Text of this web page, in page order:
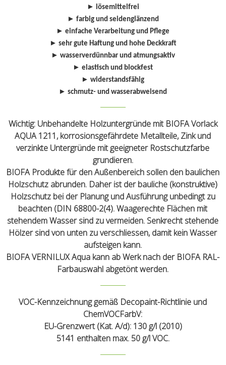
► lösemittelfrei
► farbig und seidenglänzend
► einfache Verarbeitung und Pflege
► sehr gute Haftung und hohe Deckkraft
► wasserverdünnbar und atmungsaktiv
► elastisch und blockfest
► widerstandsfähig
► schmutz- und wasserabweisend
Wichtig:Unbehandelte Holzuntergründe mit BIOFA Vorlack
AQUA 1211, korrosionsgefährdete Metallteile, Zink und
verzinkte Untergründe mit geeigneter Rostschutzfarbe
grundieren.
BIOFA Produkte für den Außenbereich sollen den baulichen
Holzschutz abrunden. Daher ist der bauliche (konstruktive)
Holzschutz bei der Planung und Ausführung unbedingt zu
beachten (DIN 68800-2(4). Waagerechte Flächen mit
stehendem Wasser sind zu vermeiden. Senkrecht stehende
Hölzer sind von unten zu verschliessen, damit kein Wasser
aufsteigen kann.
BIOFA VERNILUX Aqua kann ab Werk nach der BIOFA RAL-
Farbauswahl abgetönt werden.
VOC-Kennzeichnung gemäß Decopaint-Richtlinie und
ChemVOCFarbV:
EU-Grenzwert (Kat. A/d): 130 g/l (2010)
5141 enthalten max. 50 g/l VOC.